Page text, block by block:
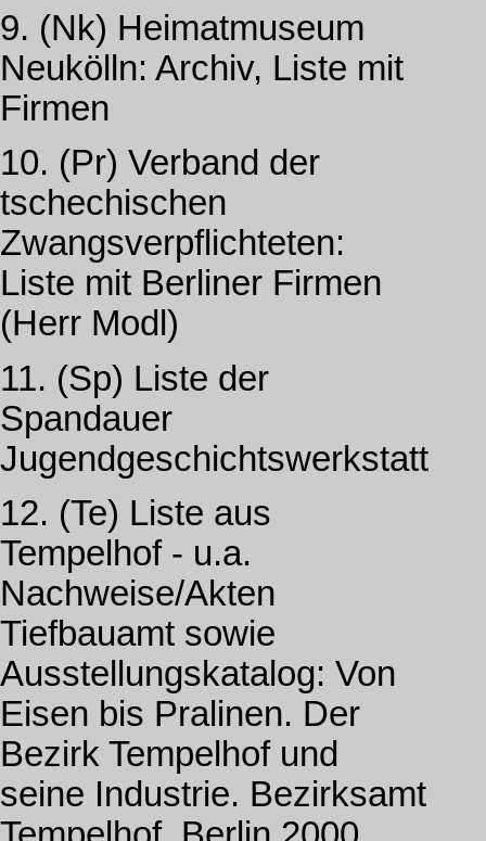
9. (Nk) Heimatmuseum
Neukölln: Archiv, Liste mit
Firmen
10. (Pr) Verband der
tschechischen
Zwangsverpflichteten:
Liste mit Berliner Firmen
(Herr Modl)
11. (Sp) Liste der
Spandauer
Jugendgeschichtswerkstatt
12. (Te) Liste aus
Tempelhof - u.a.
Nachweise/Akten
Tiefbauamt sowie
Ausstellungskatalog: Von
Eisen bis Pralinen. Der
Bezirk Tempelhof und
seine Industrie. Bezirksamt